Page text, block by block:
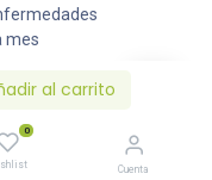
al carrito
0
Cuenta
mes